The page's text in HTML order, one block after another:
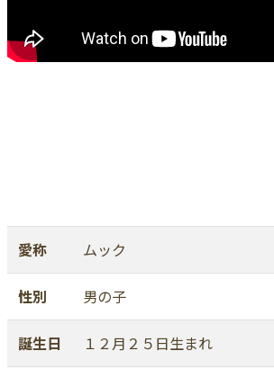
愛称 ムック
性別 男の子
誕生日 １２月２５日生まれ